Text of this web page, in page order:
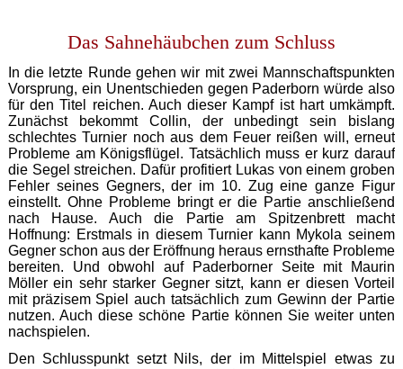
Das Sahnehäubchen zum Schluss
In die letzte Runde gehen wir mit zwei Mannschaftspunkten
Vorsprung, ein Unentschieden gegen Paderborn würde also
für den Titel reichen. Auch dieser Kampf ist hart umkämpft.
Zunächst bekommt Collin, der unbedingt sein bislang
schlechtes Turnier noch aus dem Feuer reißen will, erneut
Probleme am Königsflügel. Tatsächlich muss er kurz darauf
die Segel streichen. Dafür profitiert Lukas von einem groben
Fehler seines Gegners, der im 10. Zug eine ganze Figur
einstellt. Ohne Probleme bringt er die Partie anschließend
nach Hause. Auch die Partie am Spitzenbrett macht
Hoffnung: Erstmals in diesem Turnier kann Mykola seinem
Gegner schon aus der Eröffnung heraus ernsthafte Probleme
bereiten. Und obwohl auf Paderborner Seite mit Maurin
Möller ein sehr starker Gegner sitzt, kann er diesen Vorteil
mit präzisem Spiel auch tatsächlich zum Gewinn der Partie
nutzen. Auch diese schöne Partie können Sie weiter unten
nachspielen.
Den Schlusspunkt setzt Nils, der im Mittelspiel etwas zu